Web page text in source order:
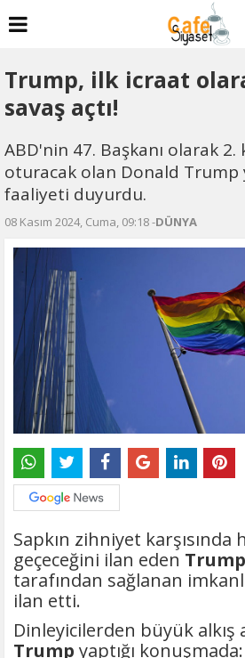
Trump, ilk icraat
savaş açtı!
ABD'nin 47. Başkanı olarak 2.
oturacak olan Donald Trump
faaliyeti duyurdu.
08 Kasım 2024, Cuma, 09:18 -DÜNYA
Sapkın zihniyet karşısında
geçeceğini ilan eden Trump
tarafından sağlanan
ilan etti.
Dinleyicilerden büyük alkış
Trump yaptığı konuşmada: